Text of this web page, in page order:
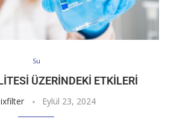
Su
ÜZERINDEKI ETKILERI
Eylül 23, 2024